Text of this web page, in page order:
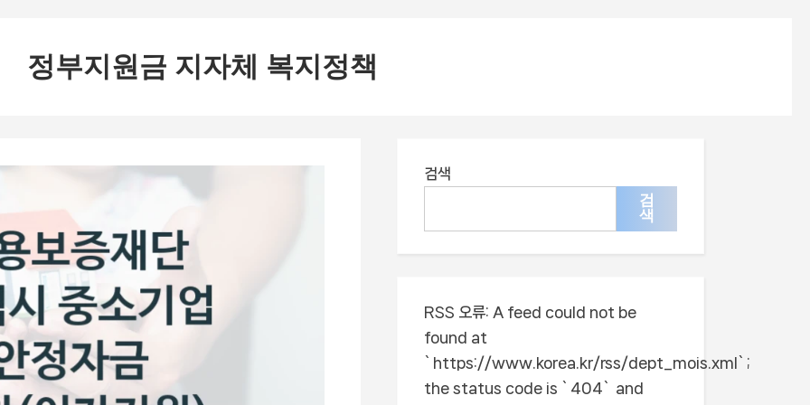
정부지원금 지자체 복지정책
검색
검
색
RSS 오류: A feed could not be
found at
`https://www.korea.kr/rss/dept_mois.xml`;
the status code is `404` and